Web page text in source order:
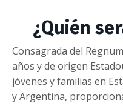
¿Quién
Consagrada del
años y de origen
jóvenes y familias en
y Argentina,